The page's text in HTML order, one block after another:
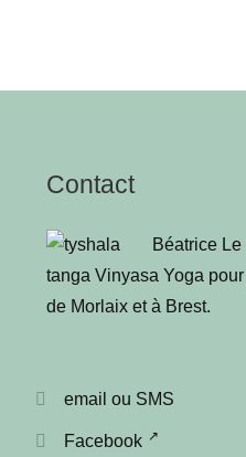
Contact
Béa­trice
tan­ga Vinya­sa Yoga
de Mor­laix et à Brest.
email ou SMS
Facebook